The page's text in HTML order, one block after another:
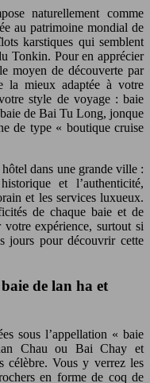
naturellement comme
au patrimoine mondial de
karstiques qui semblent
Tonkin. Pour en apprécier
moyen de découverte par
la mieux adaptée à votre
style de voyage : baie
de Bai Tu Long, jonque
de type « boutique cruise
dans une grande ville :
et l’authenticité,
et les services luxueux.
de chaque baie et de
expérience, surtout si
jours pour découvrir cette
de lan ha et
sous l’appellation « baie
Chau ou Bai Chay et
célèbre. Vous y verrez les
en forme de coq de